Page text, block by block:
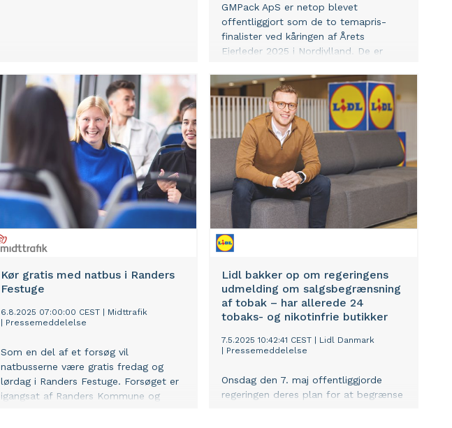
GMPack ApS er netop blevet
offentliggjort som de to temapris-
finalister ved kåringen af Årets
Ejerleder 2025 i Nordjylland. De er
finalister fra hele landet, der går
videre til landskåringen af Årets
Temapris 2025.
Kør gratis med natbus i Randers
Festuge
6.8.2025 07:00:00 CEST
Midttrafik
Pressemeddelelse
Som en del af et forsøg vil
natbusserne være gratis fredag og
lørdag i Randers Festuge. Forsøget er
igangsat af Randers Kommune og
Lidl bakker op om regeringens
udmelding om salgsbegrænsning
af tobak – har allerede 24
tobaks- og nikotinfrie butikker
7.5.2025 10:42:41 CEST
Lidl Danmark
Pressemeddelelse
Onsdag den 7. maj offentliggjorde
regeringen deres plan for at begrænse